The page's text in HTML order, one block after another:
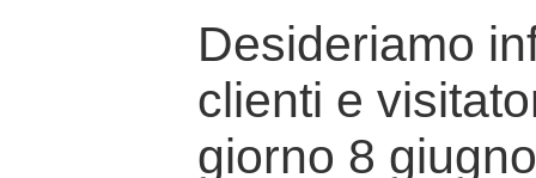
Desideriamo
clienti e
giorno 8